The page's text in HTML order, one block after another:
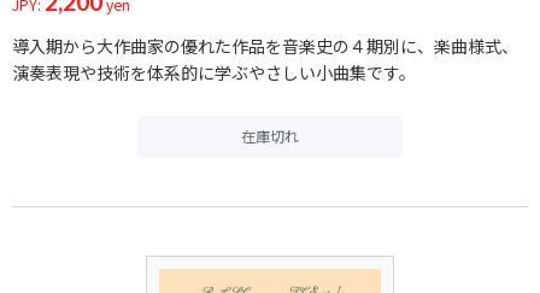
JPY: yen
導入期から大作曲家の優れた作品を音楽史の４期別に、楽曲様式、
演奏表現や技術を体系的に学ぶやさしい小曲集です。
在庫切れ